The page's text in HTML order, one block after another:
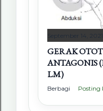
September 14, 2021
GERAK
ANTAGONIS
LM)
Berbagi Posting